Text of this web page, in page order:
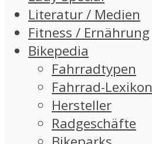
Literatur / Medien
Fitness / Ernährung
Bikepedia
Fahrradtypen
Fahrrad-Lexikon
Hersteller
Radgeschäfte